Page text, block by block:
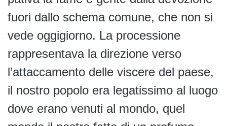
fuori dallo schema comune, che non si
vede oggigiorno. La processione
rappresentava la direzione verso
l’attaccamento delle viscere del paese,
il nostro popolo era legatissimo al luogo
dove erano venuti al mondo, quel